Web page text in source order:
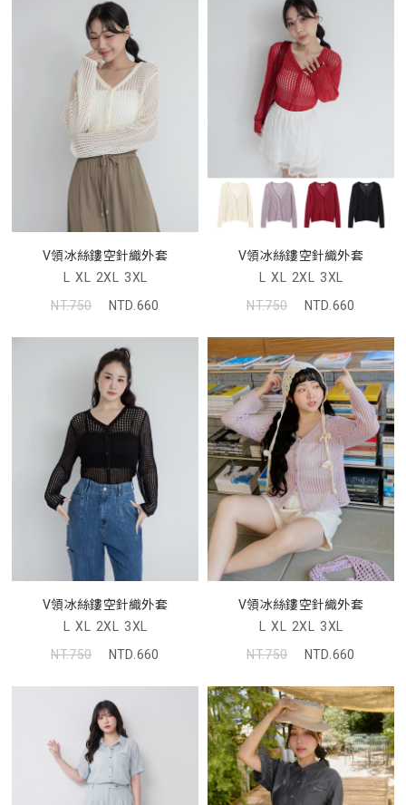
V領冰絲鏤空針織外套
L XL 2XL 3XL
NT.750
NTD.660
V領冰絲鏤空針織外套
L XL 2XL 3XL
NT.750
NTD.660
V領冰絲鏤空針織外套
L XL 2XL 3XL
NT.750
NTD.660
V領冰絲鏤空針織外套
L XL 2XL 3XL
NT.750
NTD.660